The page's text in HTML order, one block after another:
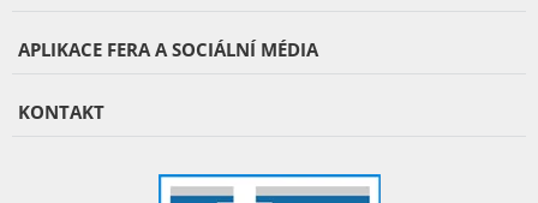
APLIKACE FERA A SOCIÁLNÍ MÉDIA
KONTAKT